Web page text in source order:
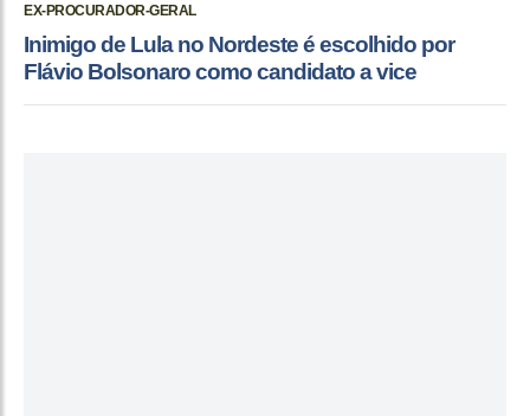
EX-PROCURADOR-GERAL
Inimigo de Lula no Nordeste é escolhido por
Flávio Bolsonaro como candidato a vice